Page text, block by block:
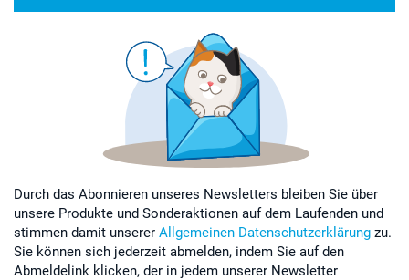
Durch das Abonnieren unseres Newsletters bleiben Sie über
unsere Produkte und Sonderaktionen auf dem Laufenden und
stimmen damit unserer Allgemeinen Datenschutzerklärung zu.
Sie können sich jederzeit abmelden, indem Sie auf den
Abmeldelink klicken, der in jedem unserer Newsletter